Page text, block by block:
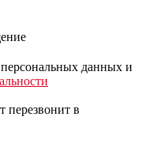
данных и
перезвонит в